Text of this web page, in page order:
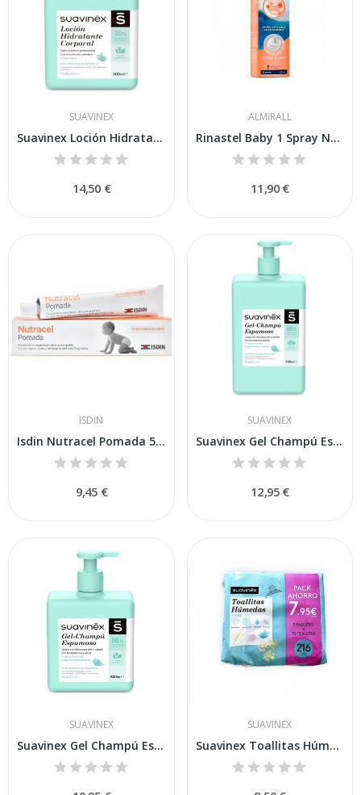
SUAVINEX
Suavinex Loción Hidratante Masaje 400 ml
14,50 €
ALMIRALL
Rinastel Baby 1 Spray Nasal 125ml
11,90 €
ISDIN
Isdin Nutracel Pomada 50ml
9,45 €
SUAVINEX
Suavinex Gel Champú Espumoso 750 ml
12,95 €
SUAVINEX
Suavinex Gel Champú Espumoso 500 ml
SUAVINEX
Suavinex Toallitas Húmedas 3x72uds